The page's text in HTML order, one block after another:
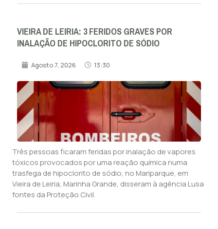
VIEIRA DE LEIRIA: 3 FERIDOS GRAVES POR
INALAÇÃO DE HIPOCLORITO DE SÓDIO
Agosto 7, 2026 13:30
Três pessoas ficaram feridas por inalação de vapores
tóxicos provocados por uma reação química numa
trasfega de hipoclorito de sódio, no Mariparque, em
Vieira de Leiria, Marinha Grande, disseram à agência Lusa
fontes da Proteção Civil.